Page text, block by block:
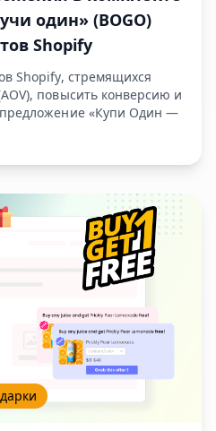
один» (BOGO)
Shopify
Shopify, стремящихся
повысить конверсию и
предложение «Купи Один —